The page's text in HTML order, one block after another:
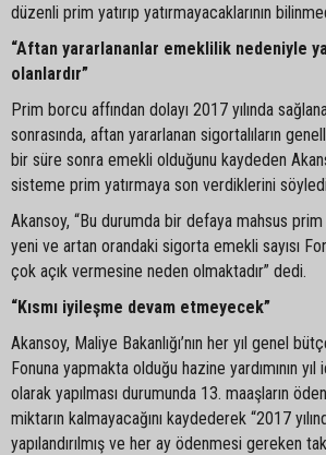
düzenli prim yatırıp yatırmayacaklarının
“Aftan yararlananlar emeklilik nedeniyle
olanlardır”
Prim borcu affından dolayı 2017 yılında
sonrasında, aftan yararlanan sigortalıların
bir süre sonra emekli olduğunu kaydeden
sisteme prim yatırmaya son verdiklerini
Akansoy, “Bu durumda bir defaya mahsus prim
yeni ve artan orandaki sigorta emekli sayısı
çok açık vermesine neden olmaktadır” dedi.
“Kısmı iyileşme devam etmeyecek”
Akansoy, Maliye Bakanlığı’nın her yıl genel
Fonuna yapmakta olduğu hazine yardımının
olarak yapılması durumunda 13. maaşların
miktarın kalmayacağını kaydederek “2017
yapılandırılmış ve her ay ödenmesi gereken